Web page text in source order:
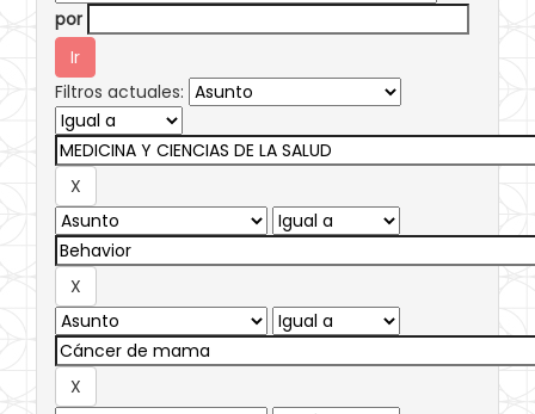
por
Filtros actuales: